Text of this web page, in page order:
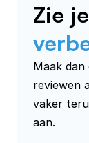
Zie
Maak
reviewen
vaker
aan.